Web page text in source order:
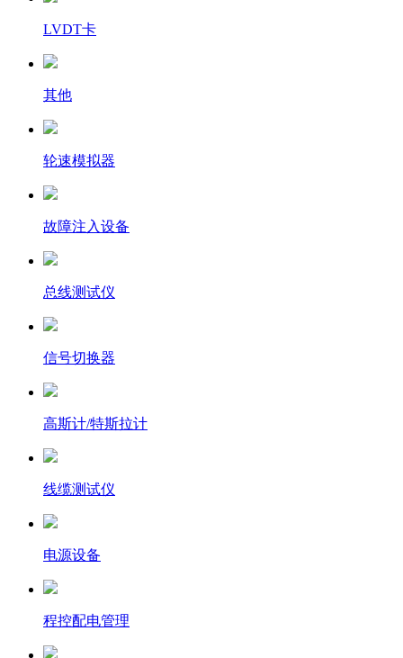
LVDT卡
其他
轮速模拟器
故障注入设备
总线测试仪
信号切换器
高斯计/特斯拉计
线缆测试仪
电源设备
程控配电管理